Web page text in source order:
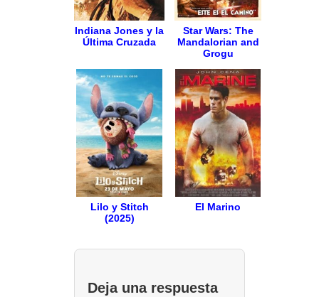
Indiana Jones y la
Última Cruzada
Star Wars: The
Mandalorian and
Grogu
Lilo y Stitch
(2025)
El Marino
Deja una respuesta